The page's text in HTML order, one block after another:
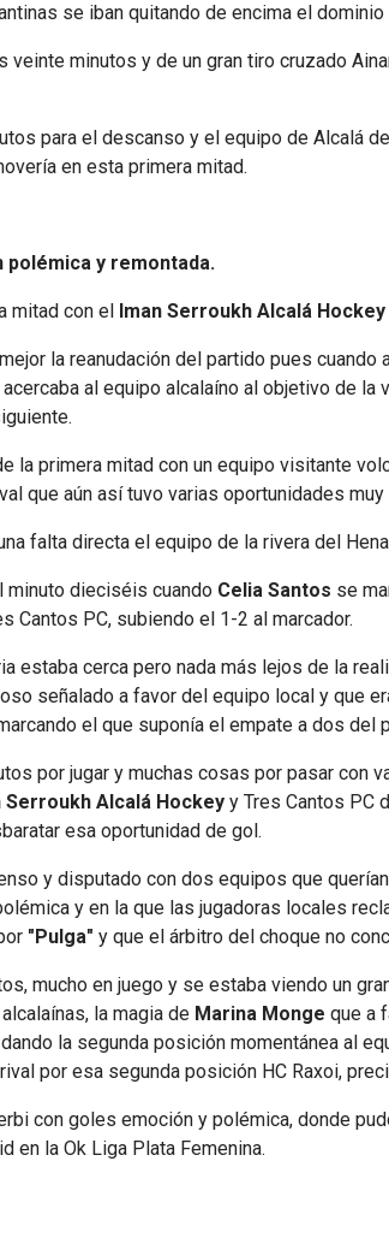
se iban quitando de encima el
veinte minutos y de un gran tiro cruzado
para el descanso y el equipo de Alcalá
en esta primera mitad.
polémica y remontada.
mitad con el Iman Serroukh Alcalá Hockey
la reanudación del partido pues
al equipo alcalaíno al objetivo de
la primera mitad con un equipo visitante
que aún así tuvo varias oportunidades
falta directa el equipo de la rivera del
minuto dieciséis cuando Celia Santos se
Cantos PC, subiendo el 1-2 al marcador.
estaba cerca pero nada más lejos de la
señalado a favor del equipo local y que
el que suponía el empate a dos del
por jugar y muchas cosas por pasar
Serroukh Alcalá Hockey y Tres Cantos PC
esa oportunidad de gol.
y disputado con dos equipos que
y en la que las jugadoras locales
"Pulga" y que el árbitro del choque no
mucho en juego y se estaba viendo un
la magia de Marina Monge que a
la segunda posición momentánea al
por esa segunda posición HC Raxoi,
con goles emoción y polémica, donde
en la Ok Liga Plata Femenina.